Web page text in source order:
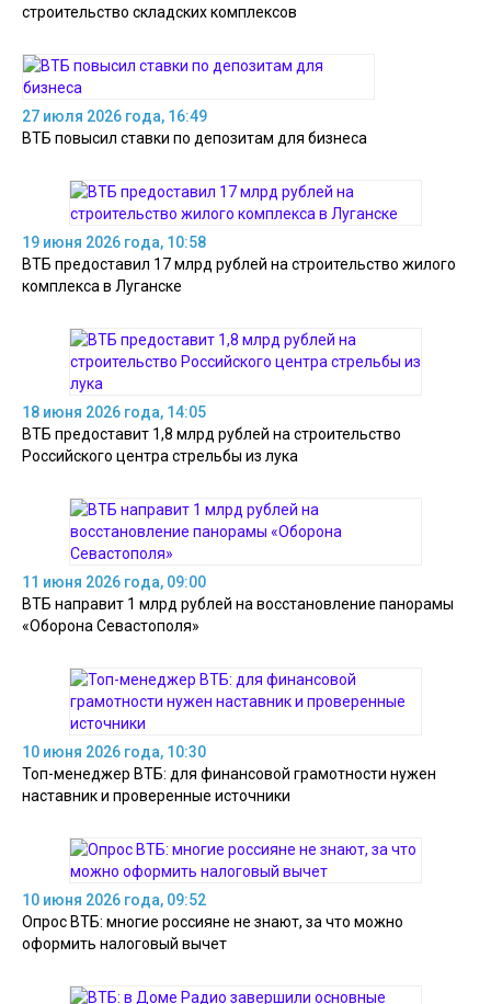
строительство складских комплексов
27 июля 2026 года, 16:49
ВТБ повысил ставки по депозитам для бизнеса
19 июня 2026 года, 10:58
ВТБ предоставил 17 млрд рублей на строительство жилого
комплекса в Луганске
18 июня 2026 года, 14:05
ВТБ предоставит 1,8 млрд рублей на строительство
Российского центра стрельбы из лука
11 июня 2026 года, 09:00
ВТБ направит 1 млрд рублей на восстановление панорамы
«Оборона Севастополя»
10 июня 2026 года, 10:30
Топ-менеджер ВТБ: для финансовой грамотности нужен
наставник и проверенные источники
10 июня 2026 года, 09:52
Опрос ВТБ: многие россияне не знают, за что можно
оформить налоговый вычет